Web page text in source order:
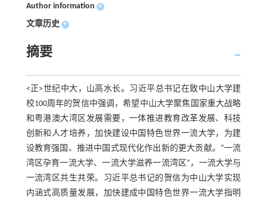
Author information +
文章历史 +
摘要
<正>世纪中大，山高水长。习近平总书记在致中山大学建
校100周年的贺信中强调，希望中山大学聚焦国家重大战略
和粤港澳大湾区发展需要，一体推进教育改革发展、科技
创新和人才培养，加快建设中国特色世界一流大学，为建
设教育强国、推进中国式现代化作出新的更大贡献。“一流
湾区孕育一流大学、一流大学滋养一流湾区”，一流大学与
一流湾区共生共荣。习近平总书记的贺信为中山大学实现
内涵式高质量发展，加快建成中国特色世界一流大学指明